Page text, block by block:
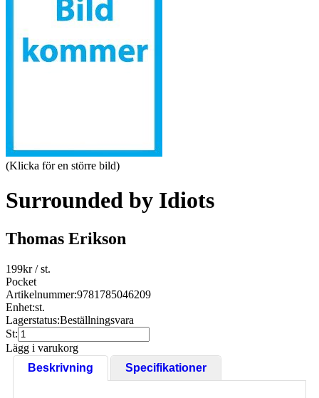
(Klicka för en större bild)
Surrounded by Idiots
Thomas Erikson
199kr/ st.
Pocket
Artikelnummer:9781785046209
Enhet:st.
Lagerstatus:Beställningsvara
St:
Lägg i varukorg
Beskrivning
Specifikationer